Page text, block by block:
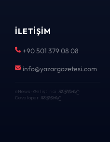
İLETIŞIM
+90 501 379 08 08
info@yazargazetesi.com
eNews · Geliştirici KEYDAL·
Developer KEYDAL